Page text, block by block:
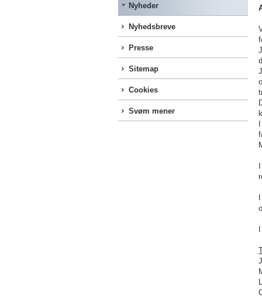
Nyheder
Nyhedsbreve
Presse
Sitemap
Cookies
Svøm mener